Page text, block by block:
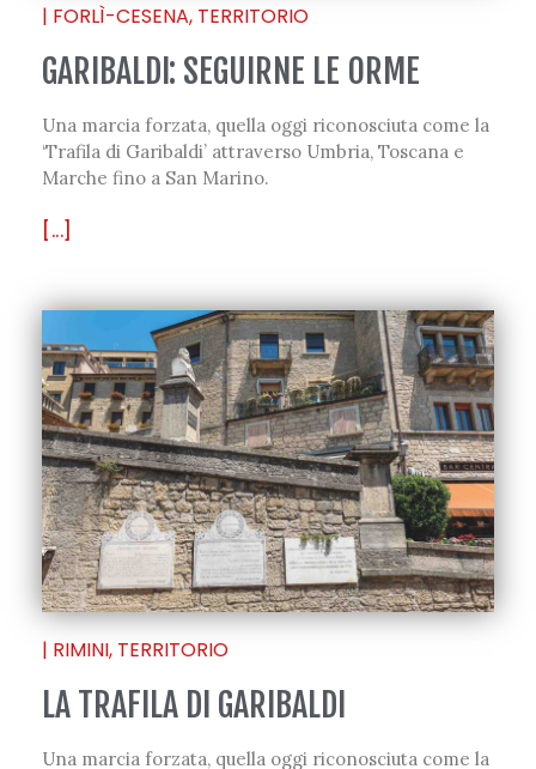
| FORLÌ-CESENA, TERRITORIO
GARIBALDI: SEGUIRNE LE ORME
Una marcia forzata, quella oggi riconosciuta come la
‘Trafila di Garibaldi’ attraverso Umbria, Toscana e
Marche fino a San Marino.
[...]
| RIMINI, TERRITORIO
LA TRAFILA DI GARIBALDI
Una marcia forzata, quella oggi riconosciuta come la